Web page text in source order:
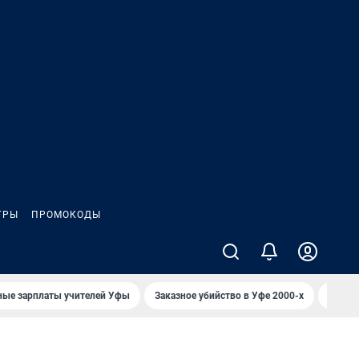
ПРОМОКОДЫ
зарплаты учителей Уфы Заказное убийство в Уфе 2000-х